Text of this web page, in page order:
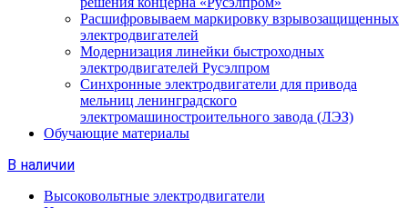
Расшифровываем маркировку взрывозащищенных
электродвигателей
Модернизация линейки быстроходных
электродвигателей Русэлпром
Синхронные электродвигатели для привода
мельниц ленинградского
электромашиностроительного завода (ЛЭЗ)
Обучающие материалы
В наличии
Высоковольтные электродвигатели